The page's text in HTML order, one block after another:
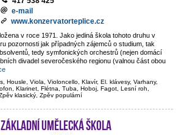
e-mail
www.konzervatorteplice.cz
v roce 1971. Jako jediná škola tohoto druhu v
pozornosti jak případných zájemců o studium, tak
tedy symfonických orchestrů (nejen domácí
divadel severočeského regionu (valnou část obou
Housle, Viola, Violoncello, Klavír, El. klávesy, Varhany,
Klarinet, Flétna, Tuba, Hoboj, Fagot, Lesní roh,
klasický, Zpěv populární
Základní umělecká škola